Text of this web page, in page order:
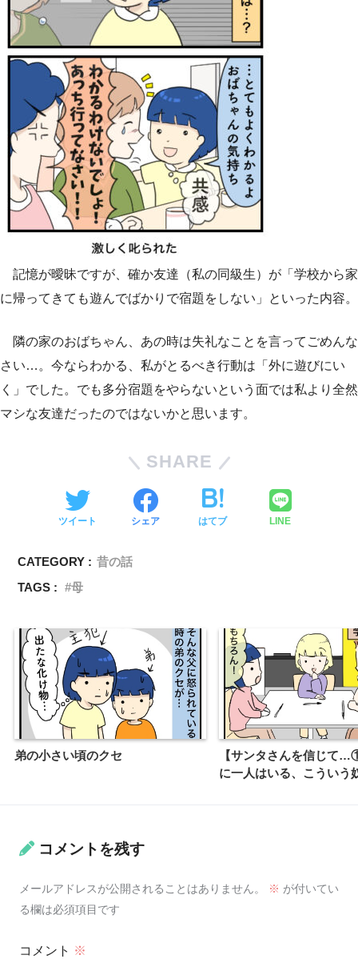
記憶が曖昧ですが、確か友達（私の同級生）が「学校から家
に帰ってきても遊んでばかりで宿題をしない」といった内容。
隣の家のおばちゃん、あの時は失礼なことを言ってごめんな
さい…。今ならわかる、私がとるべき行動は「外に遊びにい
く」でした。でも多分宿題をやらないという面では私より全然
マシな友達だったのではないかと思います。
SHARE
ツイート シェア はてブ LINE
CATEGORY : 昔の話
TAGS :
母
弟の小さい頃のクセ
【サンタさんを信じて
に一人はいる、こういう
コメントを残す
メールアドレスが公開されることはありません。 ※ が付いてい
る欄は必須項目です
コメント ※